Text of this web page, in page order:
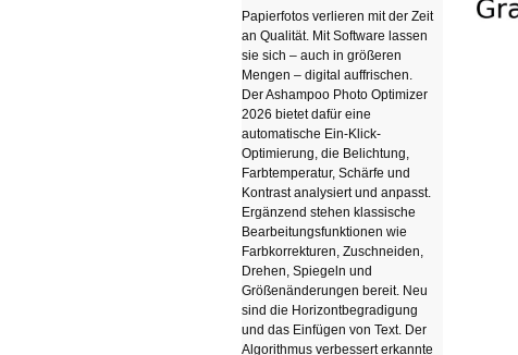
Papierfotos verlieren mit der Zeit
an Qualität. Mit Software lassen
sie sich – auch in größeren
Mengen – digital auffrischen.
Der Ashampoo Photo Optimizer
2026 bietet dafür eine
automatische Ein-Klick-
Optimierung, die Belichtung,
Farbtemperatur, Schärfe und
Kontrast analysiert und anpasst.
Ergänzend stehen klassische
Bearbeitungsfunktionen wie
Farbkorrekturen, Zuschneiden,
Drehen, Spiegeln und
Größenänderungen bereit. Neu
sind die Horizontbegradigung
und das Einfügen von Text. Der
Algorithmus verbessert erkannte